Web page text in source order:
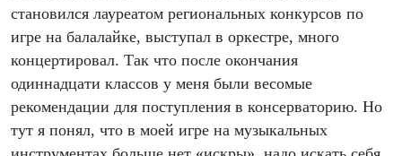
становился лауреатом региональных конкурсов по
игре на балалайке, выступал в оркестре, много
концертировал. Так что после окончания
одиннадцати классов у меня были весомые
рекомендации для поступления в консерваторию. Но
тут я понял, что в моей игре на музыкальных